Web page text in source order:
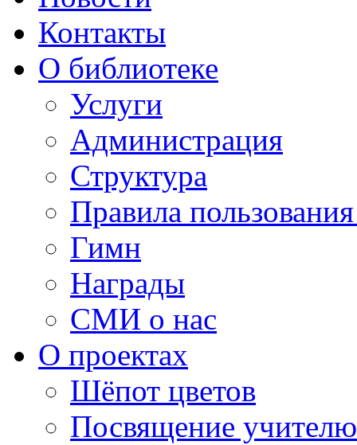
Контакты
О библиотеке
Услуги
Администрация
Структура
Правила
Гимн
Награды
СМИ о нас
О проектах
Шёпот цветов
Посвящение учителю